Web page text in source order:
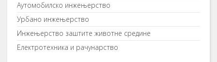
Аутомобилско инжењерство
Урбано инжењерство
Инжењерство заштите животне средине
Електротехника и рачунарство